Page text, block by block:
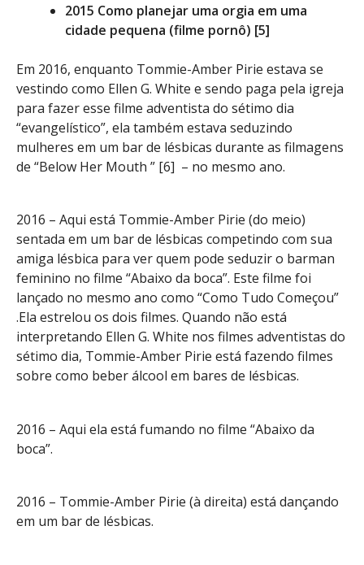
2015 Como planejar uma orgia em uma
cidade pequena (filme pornô) [5]
Em 2016, enquanto Tommie-Amber Pirie estava se
vestindo como Ellen G. White e sendo paga pela igreja
para fazer esse filme adventista do sétimo dia
“evangelístico”, ela também estava seduzindo
mulheres em um bar de lésbicas durante as filmagens
de “Below Her Mouth ” [6] – no mesmo ano.
2016 – Aqui está Tommie-Amber Pirie (do meio)
sentada em um bar de lésbicas competindo com sua
amiga lésbica para ver quem pode seduzir o barman
feminino no filme “Abaixo da boca”. Este filme foi
lançado no mesmo ano como “Como Tudo Começou”
.Ela estrelou os dois filmes. Quando não está
interpretando Ellen G. White nos filmes adventistas do
sétimo dia, Tommie-Amber Pirie está fazendo filmes
sobre como beber álcool em bares de lésbicas.
2016 – Aqui ela está fumando no filme “Abaixo da
boca”.
2016 – Tommie-Amber Pirie (à direita) está dançando
em um bar de lésbicas.